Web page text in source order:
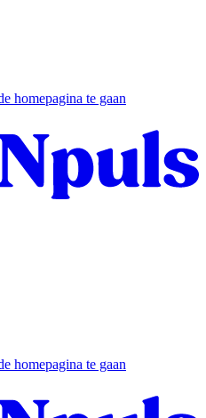
homepagina te gaan
homepagina te gaan